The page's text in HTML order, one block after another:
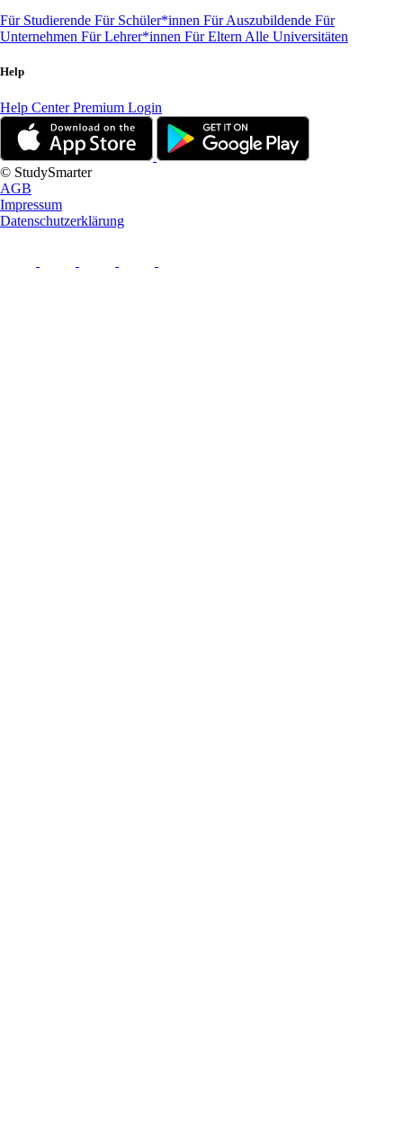
Für Studierende Für Schüler*innen Für Auszubildende Für
Unternehmen Für Lehrer*innen Für Eltern Alle Universitäten
Help
Help CenterPremium Login
© StudySmarter
AGB
Impressum
Datenschutzerklärung